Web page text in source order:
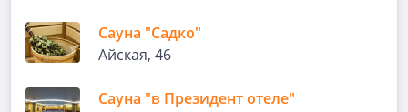
Сауна "Садко"
Айская, 46
Сауна "в Президент отеле"